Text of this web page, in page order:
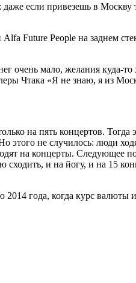
если привезешь в Москву
Future People на заднем
очень мало, желания куда-
Чтака «Я не знаю, я из
на пять концертов. Тогда
этого не случилось: люди
на концерты. Следующее
и на йогу, и на 15
года, когда курс валюты